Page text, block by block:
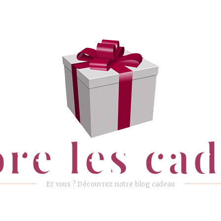
les
Et vous ? Découvrez notre blog cadeau